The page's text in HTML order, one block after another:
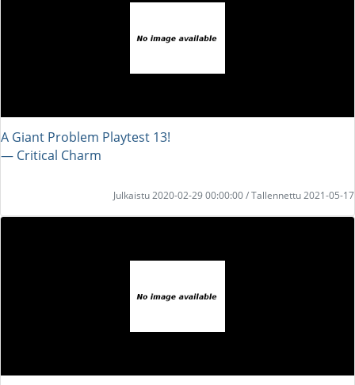
A Giant Problem Playtest 13!
― Critical Charm
Julkaistu 2020-02-29 00:00:00 / Tallennettu 2021-05-17